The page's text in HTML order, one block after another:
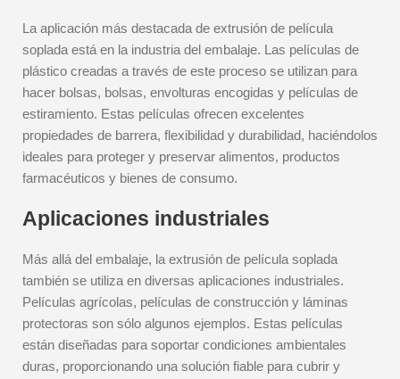
La aplicación más destacada de extrusión de película
soplada está en la industria del embalaje. Las películas de
plástico creadas a través de este proceso se utilizan para
hacer bolsas, bolsas, envolturas encogidas y películas de
estiramiento. Estas películas ofrecen excelentes
propiedades de barrera, flexibilidad y durabilidad, haciéndolos
ideales para proteger y preservar alimentos, productos
farmacéuticos y bienes de consumo.
Aplicaciones industriales
Más allá del embalaje, la extrusión de película soplada
también se utiliza en diversas aplicaciones industriales.
Películas agrícolas, películas de construcción y láminas
protectoras son sólo algunos ejemplos. Estas películas
están diseñadas para soportar condiciones ambientales
duras, proporcionando una solución fiable para cubrir y